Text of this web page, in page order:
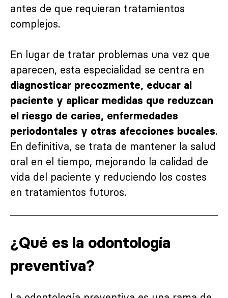
antes de que requieran tratamientos
complejos.
En lugar de tratar problemas una vez que
aparecen, esta especialidad se centra en
diagnosticar precozmente, educar al
paciente y aplicar medidas que reduzcan
el riesgo de caries, enfermedades
periodontales y otras afecciones bucales.
En definitiva, se trata de mantener la salud
oral en el tiempo, mejorando la calidad de
vida del paciente y reduciendo los costes
en tratamientos futuros.
¿Qué es la odontología
preventiva?